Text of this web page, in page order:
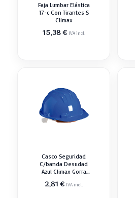
Faja Lumbar Elástica
17-c Con Tirantes S
Climax
15,38€ IVA incl.
Casco Seguridad
C/banda Desudad
Azul Climax Gorra
2,81€ IVA incl.